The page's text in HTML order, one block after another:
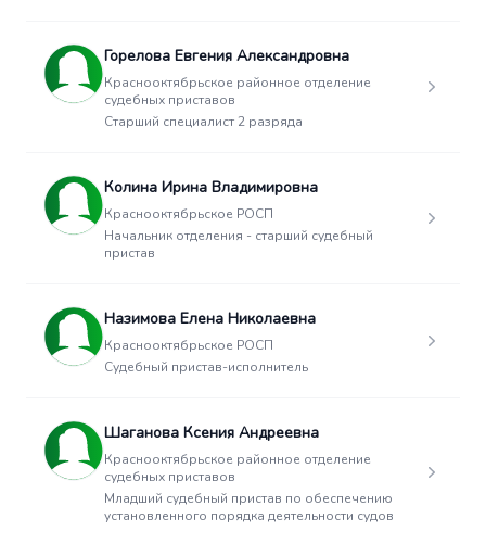
Горелова Евгения Александровна
Краснооктябрьское районное отделение
судебных приставов
Старший специалист 2 разряда
Колина Ирина Владимировна
Краснооктябрьское РОСП
Начальник отделения - старший судебный
пристав
Назимова Елена Николаевна
Краснооктябрьское РОСП
Судебный пристав-исполнитель
Шаганова Ксения Андреевна
Краснооктябрьское районное отделение
судебных приставов
Младший судебный пристав по обеспечению
установленного порядка деятельности судов